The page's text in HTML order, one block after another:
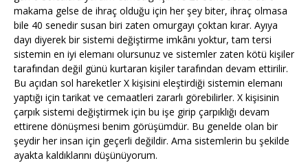
makama gelse de ihraç olduğu için her şey biter, ihraç olmasa
bile 40 senedir susan biri zaten omurgayı çoktan kırar. Ayıya
dayı diyerek bir sistemi değiştirme imkânı yoktur, tam tersi
sistemin en iyi elemanı olursunuz ve sistemler zaten kötü kişiler
tarafından değil günü kurtaran kişiler tarafından devam ettirilir.
Bu açıdan sol hareketler X kişisini eleştirdiği sistemin elemanı
yaptığı için tarikat ve cemaatleri zararlı görebilirler. X kişisinin
çarpık sistemi değiştirmek için bu işe girip çarpıklığı devam
ettirene dönüşmesi benim görüşümdür. Bu genelde olan bir
şeydir her insan için geçerli değildir. Ama sistemlerin bu şekilde
ayakta kaldıklarını düşünüyorum.